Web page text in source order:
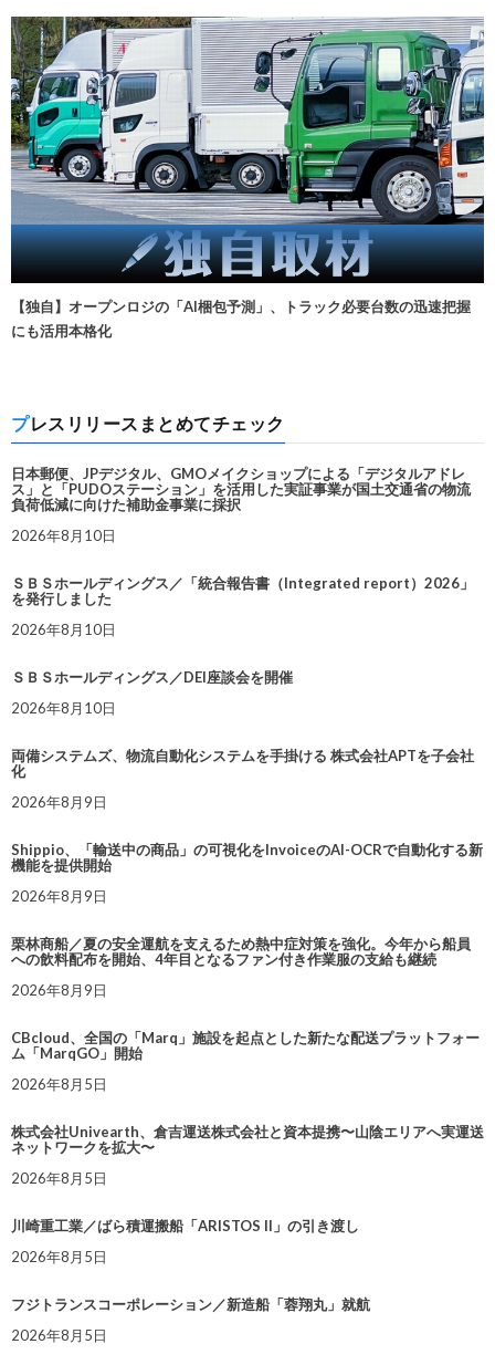
【独自】オープンロジの「AI梱包予測」、トラック必要台数の迅速把握
にも活用本格化
プレスリリースまとめてチェック
日本郵便、JPデジタル、GMOメイクショップによる「デジタルアドレ
ス」と「PUDOステーション」を活用した実証事業が国土交通省の物流
負荷低減に向けた補助金事業に採択
2026年8月10日
ＳＢＳホールディングス／「統合報告書（Integrated report）2026」
を発行しました
2026年8月10日
ＳＢＳホールディングス／DEI座談会を開催
2026年8月10日
両備システムズ、物流自動化システムを手掛ける 株式会社APTを子会社
化
2026年8月9日
Shippio、「輸送中の商品」の可視化をInvoiceのAI-OCRで自動化する新
機能を提供開始
2026年8月9日
栗林商船／夏の安全運航を支えるため熱中症対策を強化。今年から船員
への飲料配布を開始、4年目となるファン付き作業服の支給も継続
2026年8月9日
CBcloud、全国の「Marq」施設を起点とした新たな配送プラットフォー
ム「MarqGO」開始
2026年8月5日
株式会社Univearth、倉吉運送株式会社と資本提携〜山陰エリアへ実運送
ネットワークを拡大〜
2026年8月5日
川崎重工業／ばら積運搬船「ARISTOS II」の引き渡し
2026年8月5日
フジトランスコーポレーション／新造船「蓉翔丸」就航
2026年8月5日